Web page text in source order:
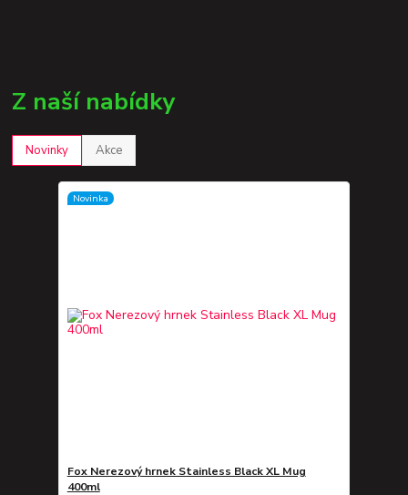
Z naší nabídky
Novinky Akce
Novinka
Fox Nerezový hrnek Stainless Black XL Mug
400ml